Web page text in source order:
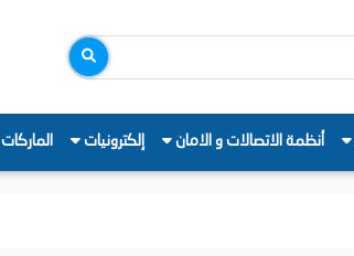
أنظمة الاتصالات و الامان إلكترونيات الماركات